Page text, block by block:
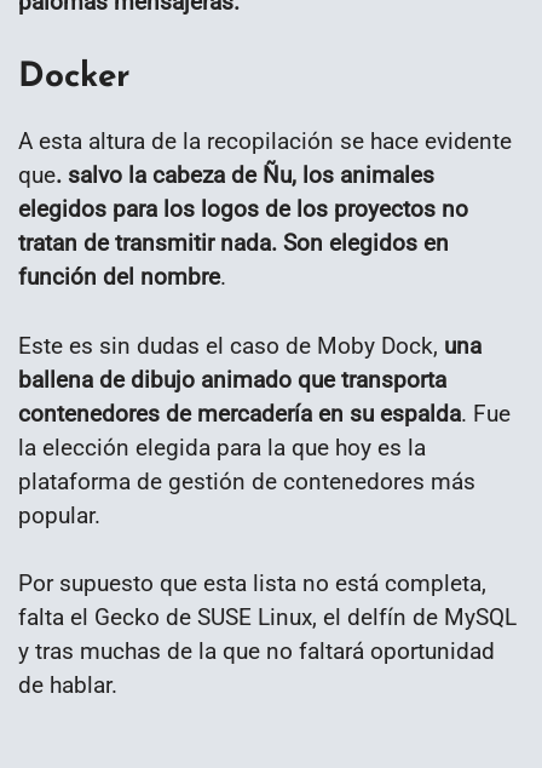
Docker
A esta altura de la recopilación se hace evidente
que. salvo la cabeza de Ñu, los animales
elegidos para los logos de los proyectos no
tratan de transmitir nada. Son elegidos en
función del nombre.
Este es sin dudas el caso de Moby Dock, una
ballena de dibujo animado que transporta
contenedores de mercadería en su espalda. Fue
la elección elegida para la que hoy es la
plataforma de gestión de contenedores más
popular.
Por supuesto que esta lista no está completa,
falta el Gecko de SUSE Linux, el delfín de MySQL
y tras muchas de la que no faltará oportunidad
de hablar.